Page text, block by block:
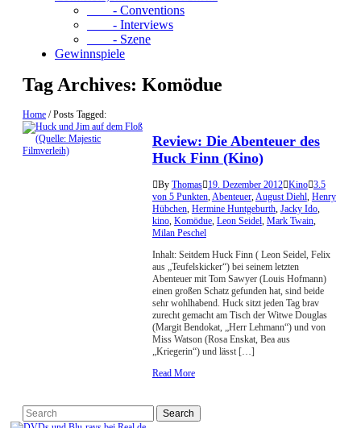
- Conventions
- Interviews
- Szene
Gewinnspiele
Tag Archives: Komödue
Home /Posts Tagged:
Review: Die Abenteuer des
Huck Finn (Kino)
By Thomas 19. Dezember 2012 Kino 3.5
von 5 Punkten,Abenteuer,August Diehl, Henry
Hübchen, Hermine Huntgeburth, Jacky Ido,
kino, Komödue, Leon Seidel, Mark Twain,
Milan Peschel
Inhalt: Seitdem Huck Finn ( Leon Seidel, Felix
aus „Teufelskicker“) bei seinem letzten
Abenteuer mit Tom Sawyer (Louis Hofmann)
einen großen Schatz gefunden hat, sind beide
sehr wohlhabend. Huck sitzt jeden Tag brav
zurecht gemacht am Tisch der Witwe Douglas
(Margit Bendokat, „Herr Lehmann“) und von
Miss Watson (Rosa Enskat, Bea aus
„Kriegerin“) und lässt […]
Read More